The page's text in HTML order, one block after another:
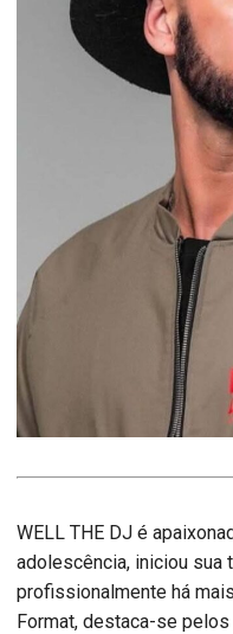
WELL THE DJ é
adolescência, iniciou sua
profissionalmente há
Format, destaca-se